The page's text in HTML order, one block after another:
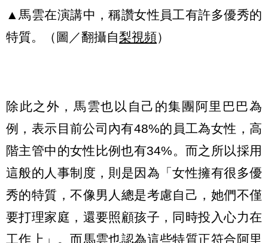
▲馬雲在演講中，稱讚女性員工有許多優秀的
特質。（圖／翻攝自梨視頻）
除此之外，馬雲也以自己的集團阿里巴巴為
例，表示目前公司內有48%的員工為女性，高
階主管中的女性比例也有34%。而之所以採用
這般的人事制度，則是因為「女性擁有很多優
秀的特質，不像男人總是考慮自己，她們不僅
要打理家庭，還要照顧孩子，同時投入心力在
工作上」。而馬雲也認為這些特質正符合阿里